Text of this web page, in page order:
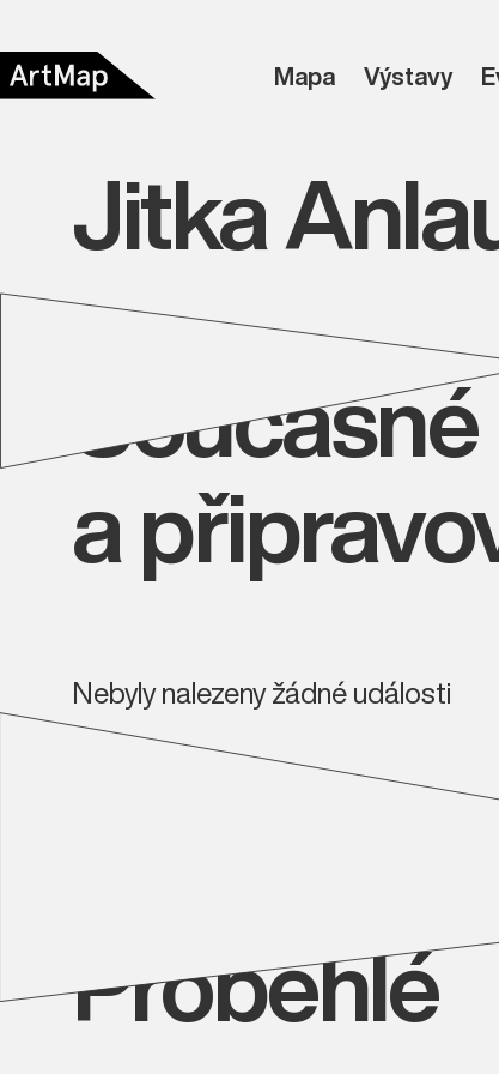
Mapa Výstavy
Jitka
Současné
a
Nebyly nalezeny žádné události
Proběhlé